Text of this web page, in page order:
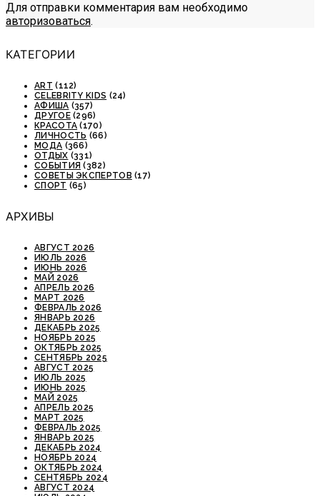
Для отправки комментария вам необходимо
авторизоваться.
КАТЕГОРИИ
ART (112)
CELEBRITY KIDS (24)
АФИША (357)
ДРУГОЕ(296)
КРАСОТА (170)
ЛИЧНОСТЬ (66)
МОДА (366)
ОТДЫХ (331)
СОБЫТИЯ (382)
СОВЕТЫ ЭКСПЕРТОВ (17)
СПОРТ (65)
АРХИВЫ
АВГУСТ 2026
ИЮЛЬ 2026
ИЮНЬ 2026
МАЙ 2026
АПРЕЛЬ 2026
МАРТ 2026
ФЕВРАЛЬ 2026
ЯНВАРЬ 2026
ДЕКАБРЬ 2025
НОЯБРЬ 2025
ОКТЯБРЬ 2025
СЕНТЯБРЬ 2025
АВГУСТ 2025
ИЮЛЬ 2025
ИЮНЬ 2025
МАЙ 2025
АПРЕЛЬ 2025
МАРТ 2025
ФЕВРАЛЬ 2025
ЯНВАРЬ 2025
ДЕКАБРЬ 2024
НОЯБРЬ 2024
ОКТЯБРЬ 2024
СЕНТЯБРЬ 2024
АВГУСТ 2024